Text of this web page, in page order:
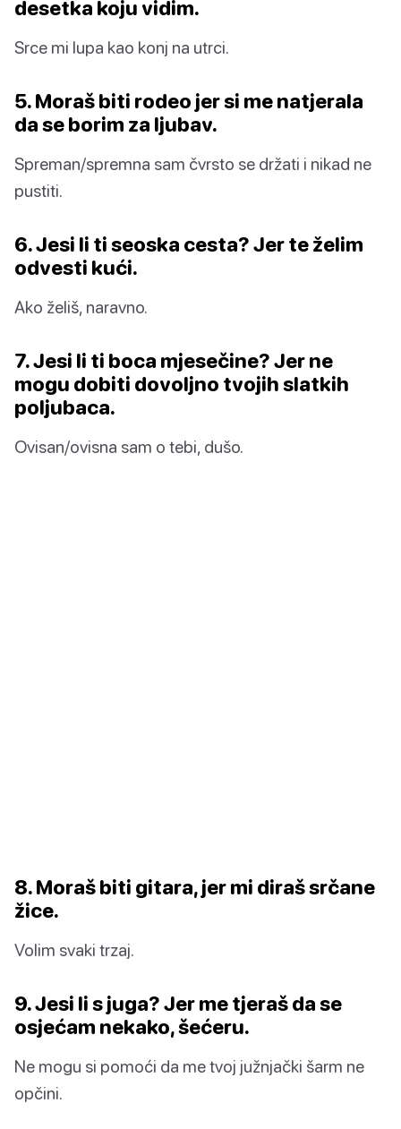
desetka koju vidim.
Srce mi lupa kao konj na utrci.
5. Moraš biti rodeo jer si me natjerala
da se borim za ljubav.
Spreman/spremna sam čvrsto se držati i nikad ne
pustiti.
6. Jesi li ti seoska cesta? Jer te želim
odvesti kući.
Ako želiš, naravno.
7. Jesi li ti boca mjesečine? Jer ne
mogu dobiti dovoljno tvojih slatkih
poljubaca.
Ovisan/ovisna sam o tebi, dušo.
8. Moraš biti gitara, jer mi diraš srčane
žice.
Volim svaki trzaj.
9. Jesi li s juga? Jer me tjeraš da se
osjećam nekako, šećeru.
Ne mogu si pomoći da me tvoj južnjački šarm ne
opčini.